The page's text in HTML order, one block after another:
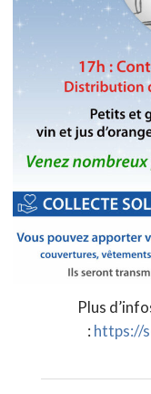
Plus
: https://